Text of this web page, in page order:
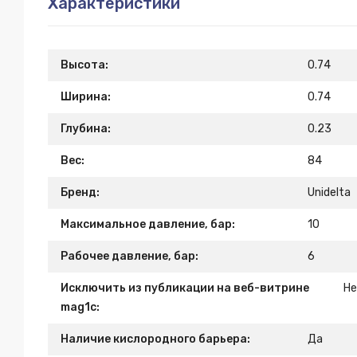
Высота: 0.74
Ширина: 0.74
Глубина: 0.23
Вес: 84
Бренд: Unidelta
Максимальное давление, бар: 10
Рабочее давление, бар: 6
Исключить из публикации на веб-витрине
mag1c:
Наличие кислородного барьера: Да